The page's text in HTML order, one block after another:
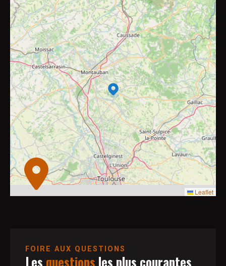
2
2
2
2
2
3
3
6
6
9
7
8
4
11
10
Leaflet
FOIRE AUX QUESTIONS
Les questions les plus courantes